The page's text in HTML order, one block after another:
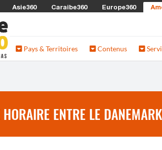
Asie360 Caraibe360 Europe360
Pays & Territoires Contenus
HORAIRE ENTRE LE